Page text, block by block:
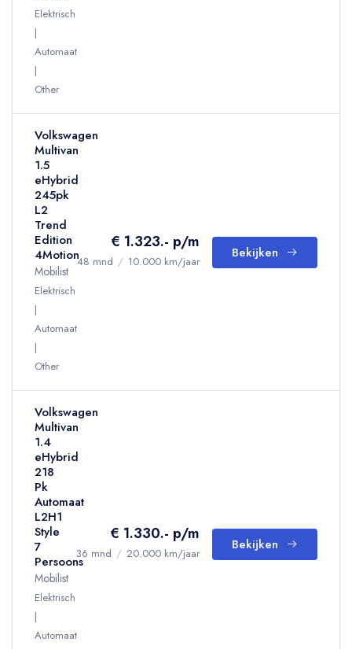
Elektrisch
Automaat
Other
Volkswagen
Multivan
1.5
eHybrid
245pk
L2
Trend
Edition
4Motion
Mobilist
Elektrisch
Automaat
Other
€ 1.323.- p/m
48 mnd / 10.000 km/jaar
Bekijken
Volkswagen
Multivan
1.4
eHybrid
218
Pk
Automaat
L2H1
Style
7
Persoons
Mobilist
Elektrisch
Automaat
€ 1.330.- p/m
36 mnd / 20.000 km/jaar
Bekijken